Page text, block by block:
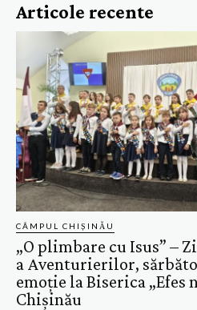
Articole recente
CÂMPUL CHIȘINĂU
„O plimbare cu Isus” –
a Aventurierilor,
emoție la Biserica „Efes
Chișinău